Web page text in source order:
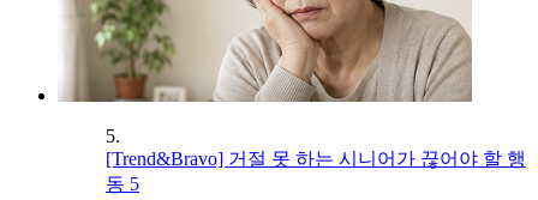
5.
[Trend&Bravo] 거절 못 하는 시니어가 끊어야 할 행
동 5